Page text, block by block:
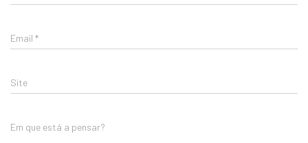
Email *
Site
Em que está a pensar?